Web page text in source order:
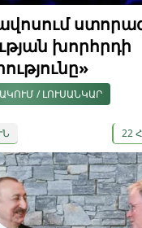
խորհրդի
/ ԼՈՒՍԱՆԿԱՐ
22